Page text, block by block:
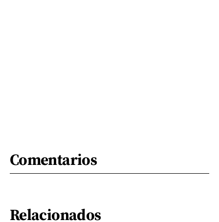
Comentarios
Relacionados